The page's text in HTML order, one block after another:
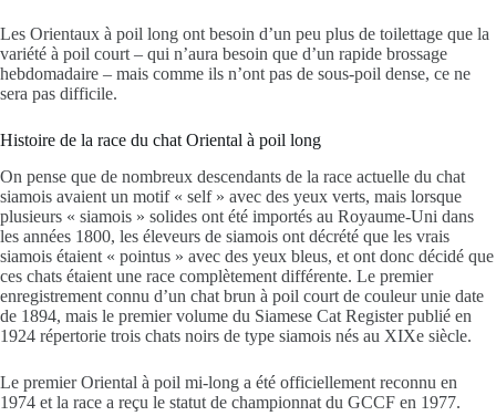
Les Orientaux à poil long ont besoin d’un peu plus de toilettage que la
variété à poil court – qui n’aura besoin que d’un rapide brossage
hebdomadaire – mais comme ils n’ont pas de sous-poil dense, ce ne
sera pas difficile.
Histoire de la race du chat Oriental à poil long
On pense que de nombreux descendants de la race actuelle du chat
siamois avaient un motif « self » avec des yeux verts, mais lorsque
plusieurs « siamois » solides ont été importés au Royaume-Uni dans
les années 1800, les éleveurs de siamois ont décrété que les vrais
siamois étaient « pointus » avec des yeux bleus, et ont donc décidé que
ces chats étaient une race complètement différente. Le premier
enregistrement connu d’un chat brun à poil court de couleur unie date
de 1894, mais le premier volume du Siamese Cat Register publié en
1924 répertorie trois chats noirs de type siamois nés au XIXe siècle.
Le premier Oriental à poil mi-long a été officiellement reconnu en
1974 et la race a reçu le statut de championnat du GCCF en 1977.